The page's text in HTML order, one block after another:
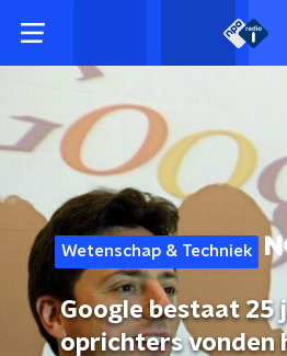
Wetenschap & Techniek
Google bestaat 25
oprichters vonden